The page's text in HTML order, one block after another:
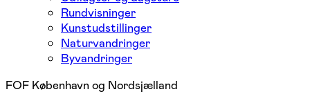
Rundvisninger
Kunstudstillinger
Naturvandringer
Byvandringer
FOF København og Nordsjælland